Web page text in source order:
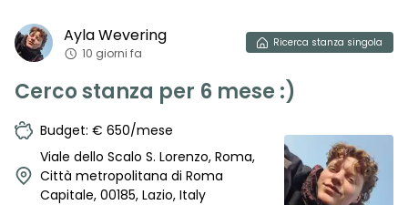
AylaWevering
10 giorni fa
Ricerca stanza singola
Cerco stanza per 6 mese :)
Budget: € 650/mese
Viale dello Scalo S. Lorenzo, Roma,
Città metropolitana di Roma
Capitale, 00185, Lazio, Italy